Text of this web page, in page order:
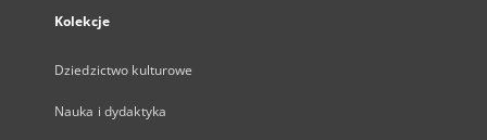
Kolekcje
Dziedzictwo kulturowe
Nauka i dydaktyka